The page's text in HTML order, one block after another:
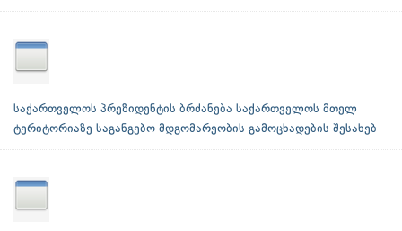
საქართველოს პრეზიდენტის ბრძანება საქართველოს მთელ
ტერიტორიაზე საგანგებო მდგომარეობის გამოცხადების შესახებ